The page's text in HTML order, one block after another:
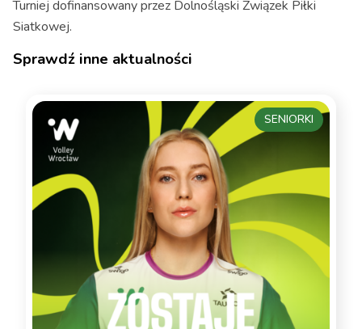
Turniej dofinansowany przez Dolnośląski Związek Piłki
Siatkowej.
Sprawdź inne aktualności
SENIORKI